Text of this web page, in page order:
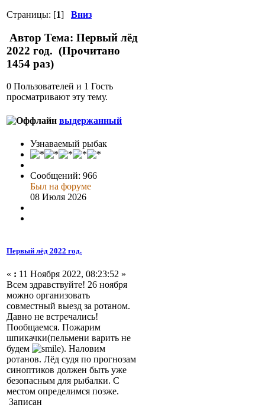
Страницы: [1] Вниз
Автор Тема: Первый лёд
2022 год. (Прочитано
1454 раз)
0 Пользователей и 1 Гость
просматривают эту тему.
выдержанный
Узнаваемый рыбак
Сообщений: 966
Был на форуме
08 Июля 2026
Первый лёд 2022 год.
« : 11 Ноября 2022, 08:23:52 »
Всем здравствуйте! 26 ноября
можно организовать
совместный выезд за ротаном.
Давно не встречались!
Пообщаемся. Пожарим
шпикачки(пельмени варить не
будем
). Наловим
ротанов. Лёд судя по прогнозам
синоптиков должен быть уже
безопасным для рыбалки. С
местом определимся позже.
Записан